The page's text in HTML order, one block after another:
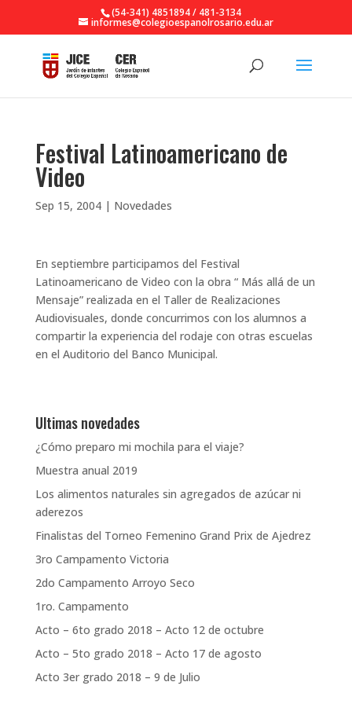
(54-341) 4851894 / 481-3134
informes@colegioespanolrosario.edu.ar
Festival Latinoamericano de
Video
Sep 15, 2004| Novedades
En septiembre participamos del Festival
Latinoamericano de Video con la obra “ Más allá de un
Mensaje” realizada en el Taller de Realizaciones
Audiovisuales, donde concurrimos con los alumnos a
compartir la experiencia del rodaje con otras escuelas
en el Auditorio del Banco Municipal.
Ultimas novedades
¿Cómo preparo mi mochila para el viaje?
Muestra anual 2019
Los alimentos naturales sin agregados de azúcar ni
aderezos
Finalistas del Torneo Femenino Grand Prix de Ajedrez
3ro Campamento Victoria
2do Campamento Arroyo Seco
1ro. Campamento
Acto – 6to grado 2018 – Acto 12 de octubre
Acto – 5to grado 2018 – Acto 17 de agosto
Acto 3er grado 2018 – 9 de Julio